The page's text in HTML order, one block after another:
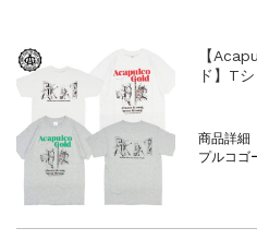
【
ド】T
商品詳細
プルコゴ